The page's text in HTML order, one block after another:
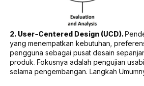
2. User-Centered Design (UCD).
yang menempatkan kebutuhan,
pengguna sebagai pusat desain
produk. Fokusnya adalah pengujian
selama pengembangan. Langkah